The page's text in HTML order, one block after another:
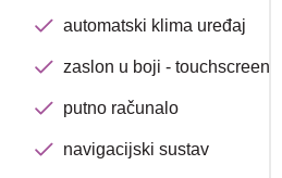
automatski klima uređaj
zaslon u boji - touchscreen
putno računalo
navigacijski sustav